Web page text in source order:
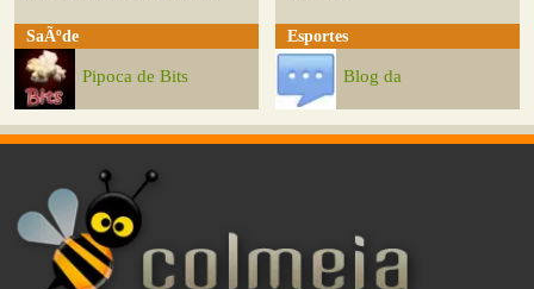
SaÃºde
Pipoca de Bits
Esportes
Blog da